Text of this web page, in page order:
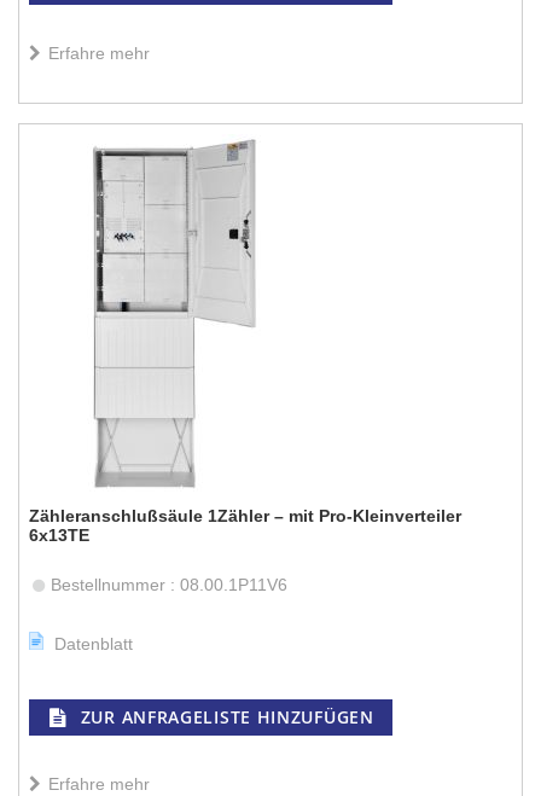
Erfahre mehr
Zähleranschlußsäule 1Zähler – mit Pro-Kleinverteiler
6x13TE
Bestellnummer : 08.00.1P11V6
Datenblatt
ZUR ANFRAGELISTE HINZUFÜGEN
Erfahre mehr